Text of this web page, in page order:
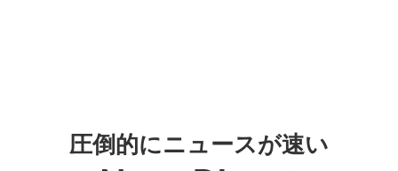
圧倒的にニュースが速い